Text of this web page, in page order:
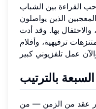
القراءة بين الشباب
الذين يواصلون
بها. وقد أدت
ترفيهية، وأفلام
بالترتيب
عقد من الزمن — من